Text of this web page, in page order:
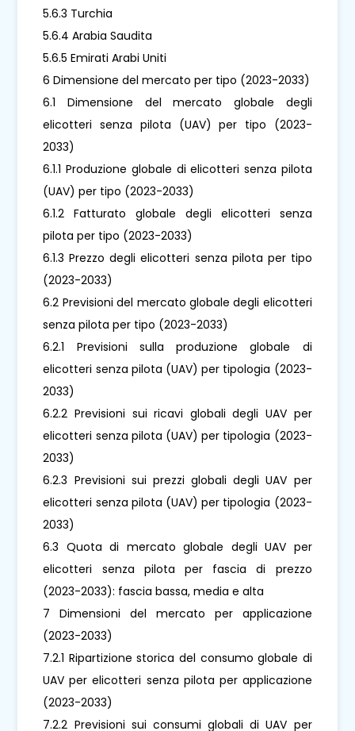
5.6.3 Turchia
5.6.4 Arabia Saudita
5.6.5 Emirati Arabi Uniti
6 Dimensione del mercato per tipo (2023-2033)
6.1 Dimensione del mercato globale degli
elicotteri senza pilota (UAV) per tipo (2023-
2033)
6.1.1 Produzione globale di elicotteri senza pilota
(UAV) per tipo (2023-2033)
6.1.2 Fatturato globale degli elicotteri senza
pilota per tipo (2023-2033)
6.1.3 Prezzo degli elicotteri senza pilota per tipo
(2023-2033)
6.2 Previsioni del mercato globale degli elicotteri
senza pilota per tipo (2023-2033)
6.2.1 Previsioni sulla produzione globale di
elicotteri senza pilota (UAV) per tipologia (2023-
2033)
6.2.2 Previsioni sui ricavi globali degli UAV per
elicotteri senza pilota (UAV) per tipologia (2023-
2033)
6.2.3 Previsioni sui prezzi globali degli UAV per
elicotteri senza pilota (UAV) per tipologia (2023-
2033)
6.3 Quota di mercato globale degli UAV per
elicotteri senza pilota per fascia di prezzo
(2023-2033): fascia bassa, media e alta
7 Dimensioni del mercato per applicazione
(2023-2033)
7.2.1 Ripartizione storica del consumo globale di
UAV per elicotteri senza pilota per applicazione
(2023-2033)
7.2.2 Previsioni sui consumi globali di UAV per